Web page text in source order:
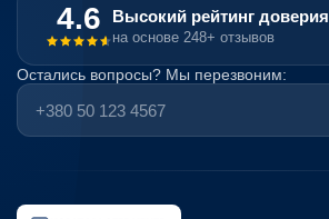
4.6 Высокий рейтинг доверия
на основе 248+ отзывов
Остались вопросы? Мы перезвоним: